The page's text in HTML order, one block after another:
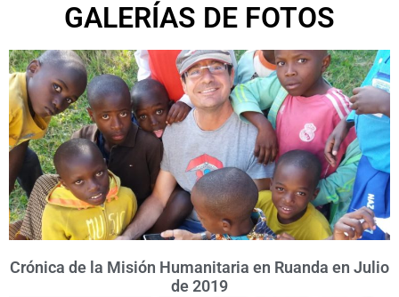
GALERÍAS DE FOTOS
Crónica de la Misión Humanitaria en Ruanda en Julio
de 2019